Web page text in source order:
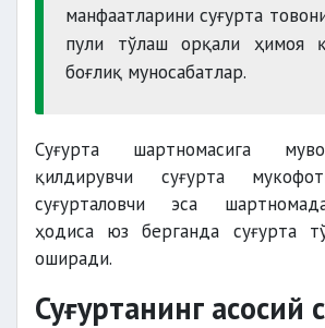
манфаатларини суғурта
пули тўлаш орқали ҳимоя
боғлиқ муносабатлар.
Суғурта шартномасига
қилдирувчи суғурта
суғурталовчи эса
ҳодиса юз берганда суғурта
оширади.
Суғуртанинг асосий